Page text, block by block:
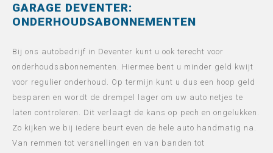
GARAGE DEVENTER:
ONDERHOUDSABONNEMENTEN
Bij ons autobedrijf in Deventer kunt u ook terecht voor
onderhoudsabonnementen. Hiermee bent u minder geld kwijt
voor regulier onderhoud. Op termijn kunt u dus een hoop geld
besparen en wordt de drempel lager om uw auto netjes te
laten controleren. Dit verlaagt de kans op pech en ongelukken.
Zo kijken we bij iedere beurt even de hele auto handmatig na.
Van remmen tot versnellingen en van banden tot